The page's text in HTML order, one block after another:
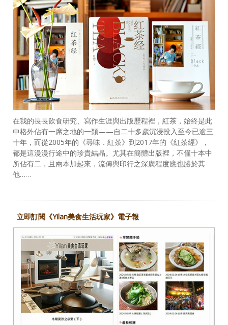
在我的長長飲食研究、寫作生涯與出版歷程裡，紅茶，始終是此
中格外佔有一席之地的一類——自二十多歲沉浸投入至今已逾三
十年，而從2005年的《尋味．紅茶》到2017年的《紅茶經》，
都是這漫漫行途中的珍貴結晶。尤其在簡體出版裡，不僅十本中
所佔有二，且兩本加起來，流傳與印行之深廣程度應也勝於其
他……
立即訂閱《Yilan美食生活玩家》電子報